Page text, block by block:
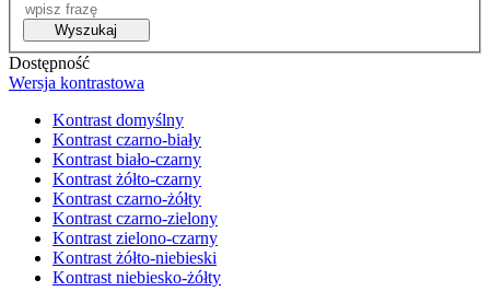
Wyszukaj
Dostępność
Wersja kontrastowa
Kontrast domyślny
Kontrast czarno-biały
Kontrast biało-czarny
Kontrast żółto-czarny
Kontrast czarno-żółty
Kontrast czarno-zielony
Kontrast zielono-czarny
Kontrast żółto-niebieski
Kontrast niebiesko-żółty